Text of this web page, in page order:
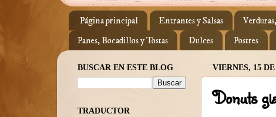
Página principal Entrantes y Salsas
Panes, Bocadillos y Tostas
Dulces Postres
VIERNES, 15
Donuts
BUSCAR EN ESTE BLOG
TRADUCTOR